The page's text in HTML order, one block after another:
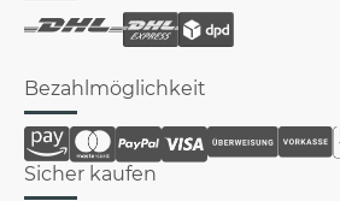
Bezahlmöglichkeit
Sicher kaufen